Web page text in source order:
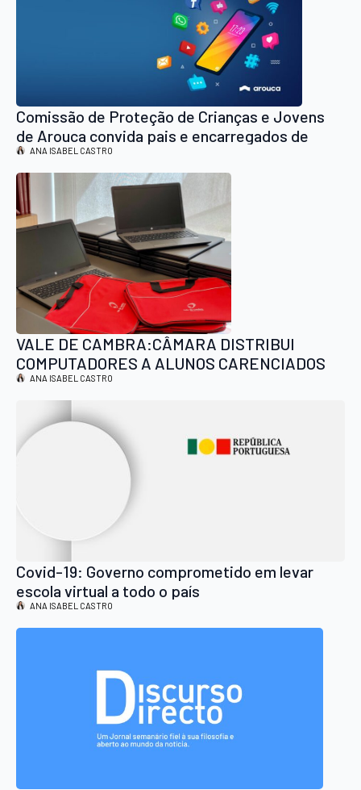
Comissão de Proteção de Crianças e Jovens
de Arouca convida pais e encarregados de
educação a conversar sobre os perigos das
redes sociais
ANA ISABEL CASTRO
VALE DE CAMBRA:CÂMARA DISTRIBUI
COMPUTADORES A ALUNOS CARENCIADOS
ANA ISABEL CASTRO
Covid-19: Governo comprometido em levar
escola virtual a todo o país
ANA ISABEL CASTRO